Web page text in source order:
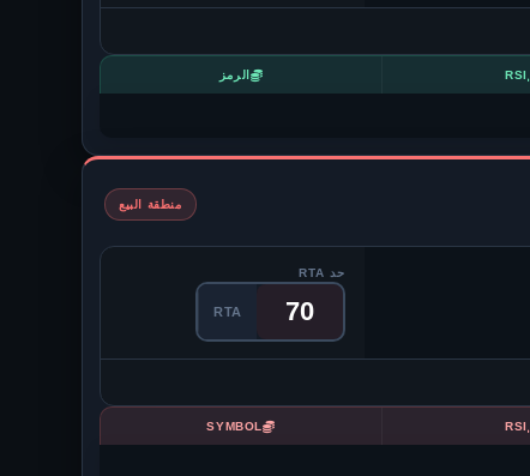
الرمز RSI
منطقة البيع
حد RTA
RTA
SYMBOL RSI